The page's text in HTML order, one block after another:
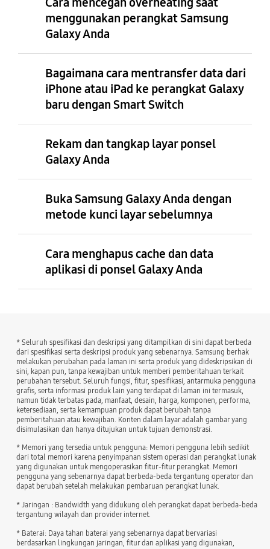
menggunakan perangkat Samsung
Galaxy Anda
Bagaimana cara mentransfer data dari
iPhone atau iPad ke perangkat Galaxy
baru dengan Smart Switch
Rekam dan tangkap layar ponsel
Galaxy Anda
Buka Samsung Galaxy Anda dengan
metode kunci layar sebelumnya
Cara menghapus cache dan data
aplikasi di ponsel Galaxy Anda
* Seluruh spesifikasi dan deskripsi yang ditampilkan di sini dapat berbeda
dari spesifikasi serta deskripsi produk yang sebenarnya. Samsung berhak
melakukan perubahan pada laman ini serta produk yang dideskripsikan di
sini, kapan pun, tanpa kewajiban untuk memberi pemberitahuan terkait
perubahan tersebut. Seluruh fungsi, fitur, spesifikasi, antarmuka pengguna
grafis, serta informasi produk lain yang terdapat di laman ini termasuk,
namun tidak terbatas pada, manfaat, desain, harga, komponen, performa,
ketersediaan, serta kemampuan produk dapat berubah tanpa
pemberitahuan atau kewajiban. Konten dalam layar adalah gambar yang
disimulasikan dan hanya ditujukan untuk tujuan demonstrasi.
* Memori yang tersedia untuk pengguna: Memori pengguna lebih sedikit
dari total memori karena penyimpanan sistem operasi dan perangkat lunak
yang digunakan untuk mengoperasikan fitur-fitur perangkat. Memori
pengguna yang sebenarnya dapat berbeda-beda tergantung operator dan
dapat berubah setelah melakukan pembaruan perangkat lunak.
* Jaringan : Bandwidth yang didukung oleh perangkat dapat berbeda-beda
tergantung wilayah dan provider internet.
* Baterai: Daya tahan baterai yang sebenarnya dapat bervariasi
berdasarkan lingkungan jaringan, fitur dan aplikasi yang digunakan,